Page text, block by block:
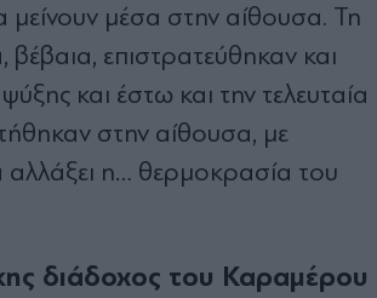
μέσα στην αίθουσα. Τη
επιστρατεύθηκαν και
και έστω και την τελευταία
στην αίθουσα, με
αλλάξει η… θερμοκρασία του
διάδοχος του Καραμέρου